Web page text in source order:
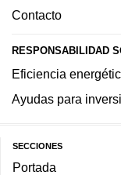
Contacto
RESPONSABILIDAD
Eficiencia
Ayudas para
SECCIONES
Portada